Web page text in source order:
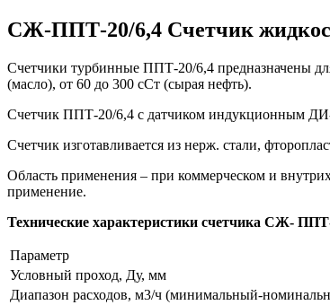
СЖ-ППТ-20/6,4 Счетчик
Счетчики турбинные ППТ-20/6,4 предназначены
(масло), от 60 до 300 сСт (сырая нефть).
Счетчик ППТ-20/6,4 с датчиком индукционным
Счетчик изготавливается из нерж. стали,
Область применения – при коммерческом и
применение.
Технические характеристики счетчика СЖ-
Параметр
Условный проход, Ду, мм
Диапазон расходов, м3/ч (минимальный-